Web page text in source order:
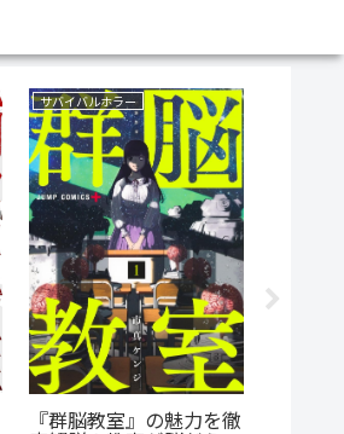
サバイバルホラー
『群脳教室』の魅力を徹